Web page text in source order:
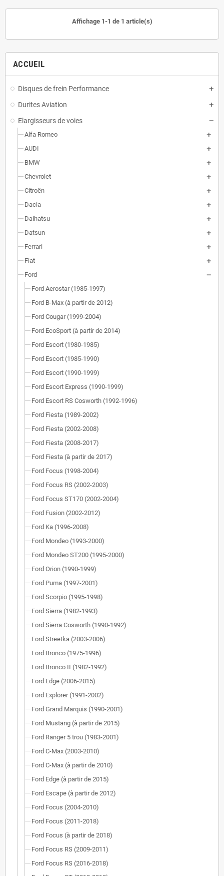
ACCUEIL
Disques de frein Performance
Durites Aviation
Elargisseurs de voies
Alfa Romeo
AUDI
BMW
Chevrolet
Citroën
Dacia
Daihatsu
Datsun
Ferrari
Fiat
Ford
Ford Aerostar (1985-1997)
Ford B-Max (à partir de 2012)
Ford Cougar (1999-2004)
Ford EcoSport (à partir de 2014)
Ford Escort (1980-1985)
Ford Escort (1985-1990)
Ford Escort (1990-1999)
Ford Escort Express (1990-1999)
Ford Escort RS Cosworth (1992-1996)
Ford Fiesta (1989-2002)
Ford Fiesta (2002-2008)
Ford Fiesta (2008-2017)
Ford Fiesta (à partir de 2017)
Ford Focus (1998-2004)
Ford Focus RS (2002-2003)
Ford Focus ST170 (2002-2004)
Ford Fusion (2002-2012)
Ford Ka (1996-2008)
Ford Mondeo (1993-2000)
Ford Mondeo ST200 (1995-2000)
Ford Orion (1990-1999)
Ford Puma (1997-2001)
Ford Scorpio (1995-1998)
Ford Sierra (1982-1993)
Ford Sierra Cosworth (1990-1992)
Ford Streetka (2003-2006)
Ford Bronco (1975-1996)
Ford Bronco II (1982-1992)
Ford Edge (2006-2015)
Ford Explorer (1991-2002)
Ford Grand Marquis (1990-2001)
Ford Mustang (à partir de 2015)
Ford Ranger 5 trou (1983-2001)
Ford C-Max (2003-2010)
Ford C-Max (à partir de 2010)
Ford Edge (à partir de 2015)
Ford Escape (à partir de 2012)
Ford Focus (2004-2010)
Ford Focus (2011-2018)
Ford Focus (à partir de 2018)
Ford Focus RS (2009-2011)
Ford Focus RS (2016-2018)
Affichage 1-1 de 1 article(s)